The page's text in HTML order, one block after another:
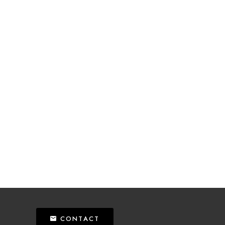
CONTACT